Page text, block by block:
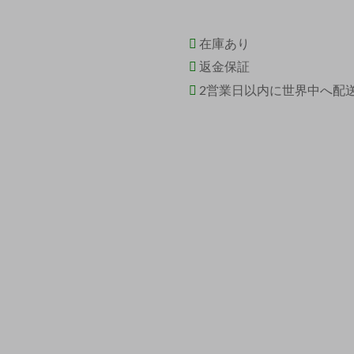
在庫あり
返金保証
2営業日以内に世界中へ配